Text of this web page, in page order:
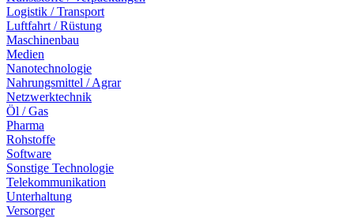
Logistik / Transport
Luftfahrt / Rüstung
Maschinenbau
Medien
Nanotechnologie
Nahrungsmittel / Agrar
Netzwerktechnik
Öl / Gas
Pharma
Rohstoffe
Software
Sonstige Technologie
Telekommunikation
Unterhaltung
Versorger